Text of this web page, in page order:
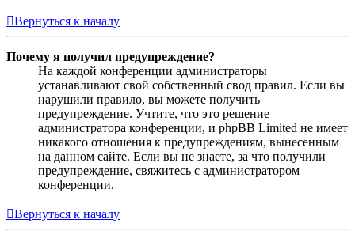
Вернуться к началу
Почему я получил предупреждение?
На каждой конференции администраторы
устанавливают свой собственный свод правил. Если вы
нарушили правило, вы можете получить
предупреждение. Учтите, что это решение
администратора конференции, и phpBB Limited не имеет
никакого отношения к предупреждениям, вынесенным
на данном сайте. Если вы не знаете, за что получили
предупреждение, свяжитесь с администратором
конференции.
Вернуться к началу